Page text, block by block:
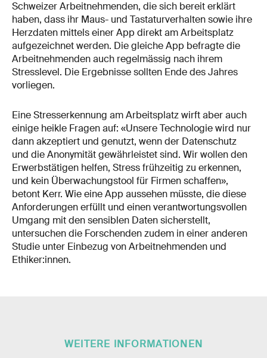
Schweizer Arbeitnehmenden, die sich bereit erklärt
haben, dass ihr Maus- und Tastaturverhalten sowie ihre
Herzdaten mittels einer App direkt am Arbeitsplatz
aufgezeichnet werden. Die gleiche App befragte die
Arbeitnehmenden auch regelmässig nach ihrem
Stresslevel. Die Ergebnisse sollten Ende des Jahres
vorliegen.
Eine Stresserkennung am Arbeitsplatz wirft aber auch
einige heikle Fragen auf: «Unsere Technologie wird nur
dann akzeptiert und genutzt, wenn der Datenschutz
und die Anonymität gewährleistet sind. Wir wollen den
Erwerbstätigen helfen, Stress frühzeitig zu erkennen,
und kein Überwachungstool für Firmen schaffen»,
betont Kerr. Wie eine App aussehen müsste, die diese
Anforderungen erfüllt und einen verantwortungsvollen
Umgang mit den sensiblen Daten sicherstellt,
untersuchen die Forschenden zudem in einer anderen
Studie unter Einbezug von Arbeitnehmenden und
Ethiker:innen.
WEITERE INFORMATIONEN